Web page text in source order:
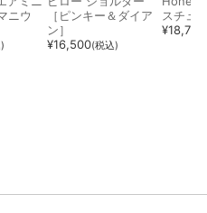
ニウ
［ピンキー＆ダイア
ン］
¥16,500(税込)
スチュ
¥18,700